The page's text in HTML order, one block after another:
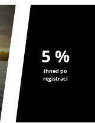
5 %
ihned po
registraci